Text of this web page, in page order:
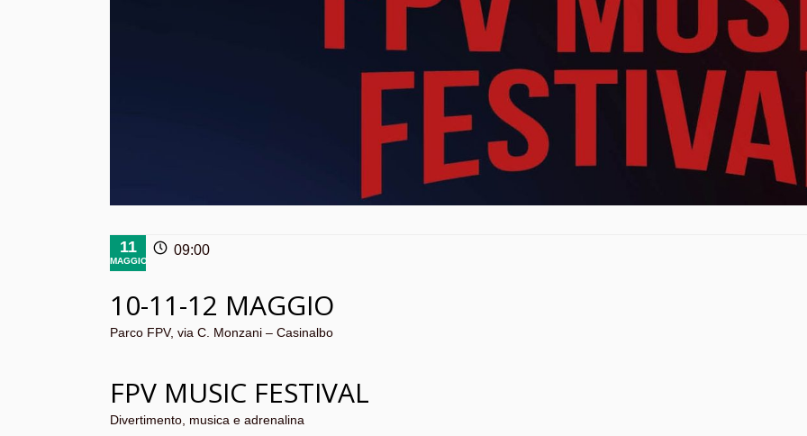
11
MAGGIO
09:00
10-11-12 MAGGIO
Parco FPV, via C. Monzani – Casinalbo
FPV MUSIC FESTIVAL
Divertimento, musica e adrenalina